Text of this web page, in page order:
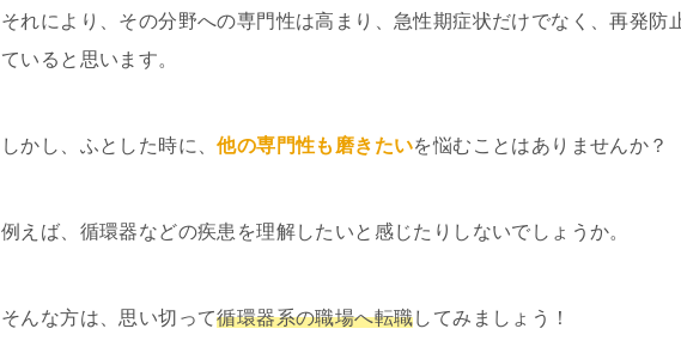
それにより、その分野への専門性は高まり、急性期症状だけでなく、再発防
ていると思います。
しかし、ふとした時に、他の専門性も磨きたいを悩むことはありませんか？
例えば、循環器などの疾患を理解したいと感じたりしないでしょうか。
そんな方は、思い切って循環器系の職場へ転職してみましょう！